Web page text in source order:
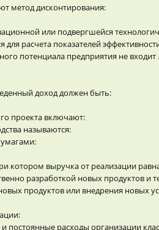
метод дисконтирования:
или подвергшейся
расчета показателей
потенциала предприятия не входит
доход должен быть:
проекта включают:
называются:
выручка от реализации
разработкой новых продуктов
продуктов или внедрения
постоянные расходы организации